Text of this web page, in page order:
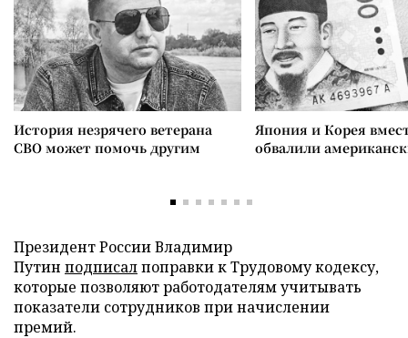
История незрячего ветерана
СВО может помочь другим
Япония и Корея
обвалили
Президент России Владимир
Путин подписалпоправки к Трудовому кодексу,
которые позволяют работодателям учитывать
показатели сотрудников при начислении
премий.